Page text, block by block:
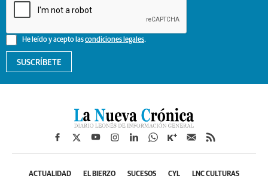
He leído y acepto lascondiciones legales.
SUSCRÍBETE
ACTUALIDAD EL BIERZO SUCESOS CYL LNC CULTURAS